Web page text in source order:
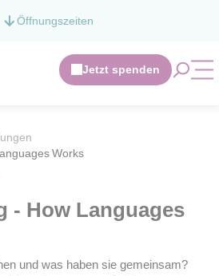
Öffnungszeiten
Suche
Works
Works
- How Languages
und was haben sie gemeinsam?